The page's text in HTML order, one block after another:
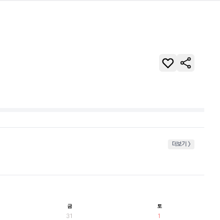
더보기 >
금 토
31 1